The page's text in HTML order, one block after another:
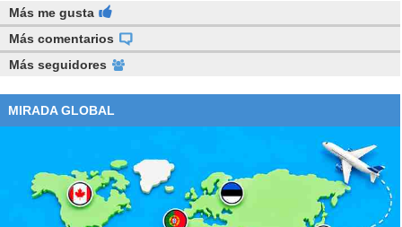
Más me gusta
Más comentarios
Más seguidores
MIRADA GLOBAL